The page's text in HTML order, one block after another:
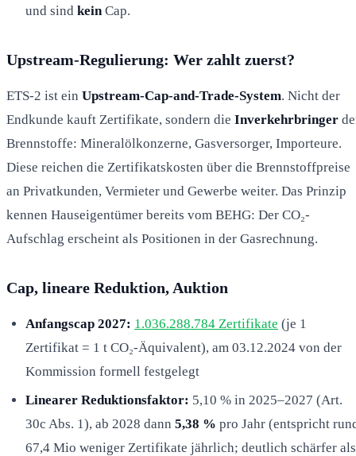
und sind kein Cap.
Upstream-Regulierung: Wer zahlt zuerst?
ETS-2 ist ein Upstream-Cap-and-Trade-System. Nicht der
Endkunde kauft Zertifikate, sondern die Inverkehrbringer
Brennstoffe: Mineralölkonzerne, Gasversorger, Importeure.
Diese reichen die Zertifikatskosten über die Brennstoffpreise
an Privatkunden, Vermieter und Gewerbe weiter. Das Prinzip
kennen Hauseigentümer bereits vom BEHG: Der CO₂-
Aufschlag erscheint als Positionen in der Gasrechnung.
Cap, lineare Reduktion, Auktion
Anfangscap 2027: 1.036.288.784 Zertifikate (je 1
Zertifikat = 1 t CO₂-Äquivalent), am 03.12.2024 von der
Kommission formell festgelegt
Linearer Reduktionsfaktor: 5,10 % in 2025–2027 (Art.
30c Abs. 1), ab 2028 dann 5,38 % pro Jahr (entspricht
67,4 Mio weniger Zertifikate jährlich; deutlich schärfer als